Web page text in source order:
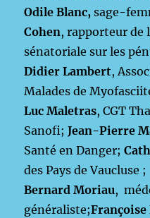
Odile Blanc, sage-
Cohen, rapporteur de
sénatoriale sur les
Didier Lambert,
Malades de
Luc Maletras, CGT
Sanofi;Jean-Pierre
Santé en Danger;
des Pays de Vaucluse ;
Bernard Moriau,
généraliste;Françoise